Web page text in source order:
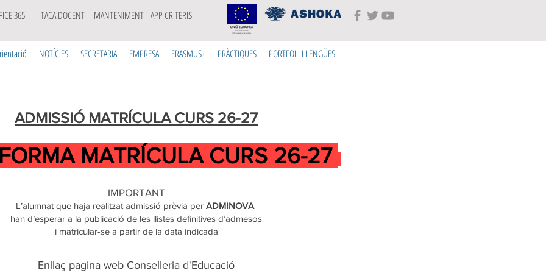
365 ITACA DOCENT MANTENIMENT APP CRITERIS
NOTÍCIES SECRETARIA EMPRESA ERASMUS+ PRÀCTIQUES PORTFOLI LLENGÜES
ADMISSIÓ MATRÍCULA CURS 26-27
MATRÍCULA CURS 26-27
IMPORTANT
L’alumnat que haja realitzat admissió prèvia per ADMINOVA
han d’esperar a la publicació de les llistes definitives d’admesos
i matricular-se a partir de la data indicada
Enllaç pagina web Conselleria d'Educació